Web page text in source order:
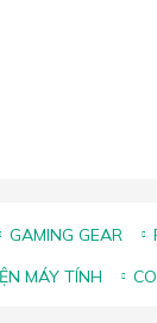
GAMING GEAR
MÁY TÍNH